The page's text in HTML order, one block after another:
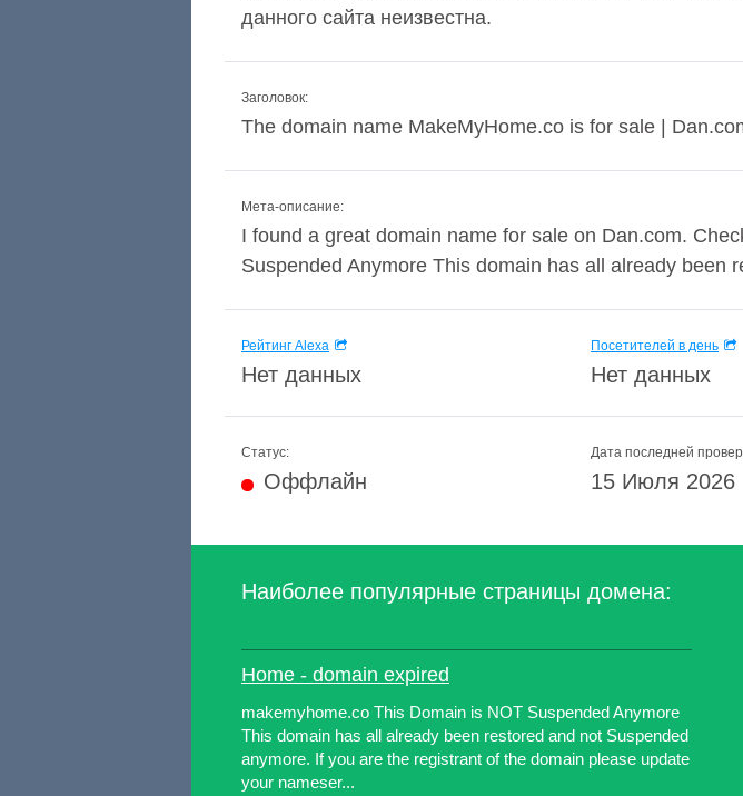
данного сайта неизвестна.
Заголовок:
The domain name MakeMyHome.co is for sale |
Мета-описание:
I found a great domain name for sale on Dan.com.
Suspended Anymore This domain has all already been
Рейтинг Alexa
Нет данных
Посетителей в день
Нет данных
Статус:
Оффлайн
Дата последней
15 Июля 2026
Наиболее популярные страницы домена:
Home - domain expired
makemyhome.co This Domain is NOT Suspended Anymore
This domain has all already been restored and not Suspended
anymore. If you are the registrant of the domain please update
your nameser...